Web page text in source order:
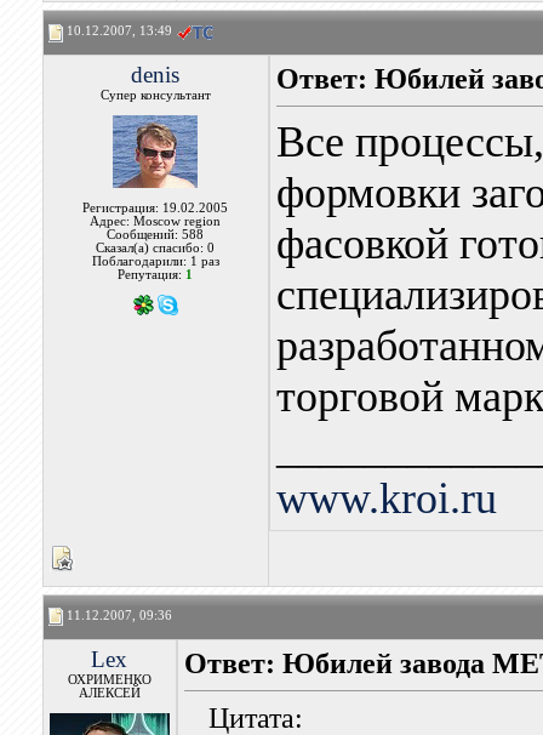
10.12.2007, 13:49
denis
Супер консультант
Регистрация: 19.02.2005
Адрес: Moscow region
Сообщений: 588
Сказал(а) спасибо: 0
Поблагодарили: 1 раз
Репутация: 1
Ответ: Юбилей
Все
формовки
фасовкой
торговой
www.kroi.ru
11.12.2007, 09:36
Lex
ОХРИМЕНКО
АЛЕКСЕЙ
Ответ: Юбилей завода
Цитата: